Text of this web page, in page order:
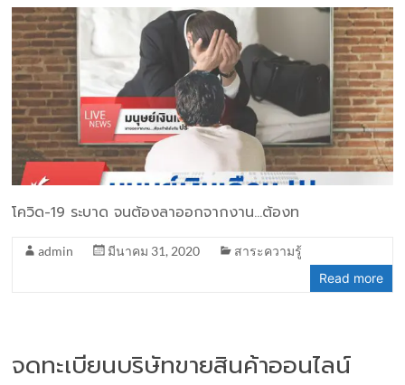
โควิด-19 ระบาด จนต้องลาออกจากงาน…ต้องท
admin มีนาคม 31, 2020
สาระความรู้
Read more
จดทะเบียนบริษัทขายสินค้าออนไลน์